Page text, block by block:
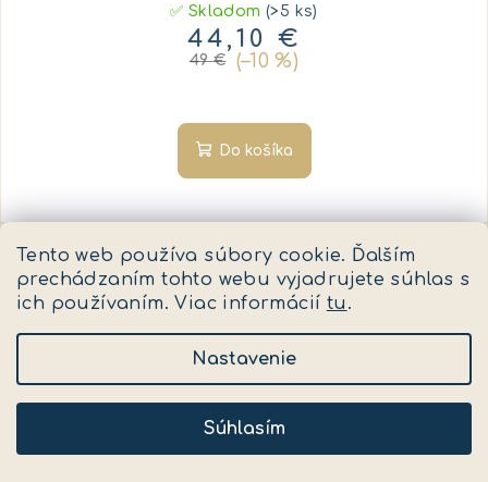
Tento web používa súbory cookie. Ďalším
prechádzaním tohto webu vyjadrujete súhlas s
ich používaním. Viac informácií tu .
Nastavenie
Súhlasím
✅ Skladom(>5 ks)
44,10 €
49 € (–10 %)
Do košíka